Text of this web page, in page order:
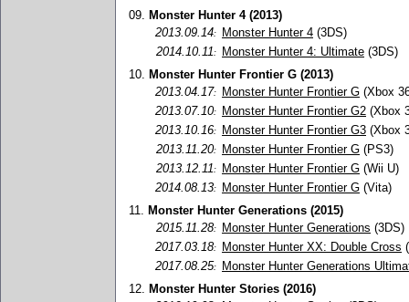
09. Monster Hunter 4 (2013)
2013.09.14: Monster Hunter 4 (3DS)
2014.10.11: Monster Hunter 4: Ultimate (3DS)
10. Monster Hunter Frontier G (2013)
2013.04.17: Monster Hunter Frontier G (Xbox
2013.07.10: Monster Hunter Frontier G2 (Xbox
2013.10.16: Monster Hunter Frontier G3 (Xbox
2013.11.20: Monster Hunter Frontier G (PS3)
2013.12.11: Monster Hunter Frontier G (Wii U)
2014.08.13: Monster Hunter Frontier G (Vita)
11. Monster Hunter Generations (2015)
2015.11.28: Monster Hunter Generations (3DS)
2017.03.18: Monster Hunter XX: Double Cross
2017.08.25:
Monster Hunter Generations
12. Monster Hunter Stories (2016)